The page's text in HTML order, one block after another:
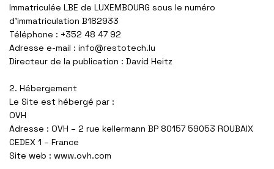
Immatriculée LBE de LUXEMBOURG sous le numéro
d’immatriculation B182933
Téléphone : +352 48 47 92
Adresse e-mail : info@restotech.lu
Directeur de la publication : David Heitz
2. Hébergement
Le Site est hébergé par :
OVH
Adresse : OVH – 2 rue kellermann BP 80157 59053 ROUBAIX
CEDEX 1 – France
Site web : www.ovh.com